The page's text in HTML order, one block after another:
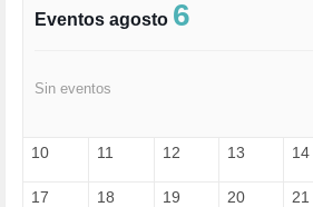
FELICIDAD (1)
FRANCISCO (5)
GUERRA (133)
HUMOR (1)
Eventos agosto 6
Sin eventos
10 11 12 13 14
17 18 19 20 21